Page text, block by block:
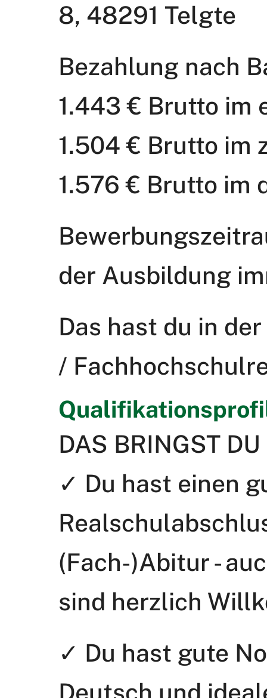
8, 48291 Telgte
Bezahlung nach
1.443 € Brutto im
1.504 € Brutto im
1.576 € Brutto im
der Ausbildung
Das hast du in
/
DAS BRINGST
✓ Du hast einen
(Fach-)Abitur -
sind herzlich
✓ Du hast gute
Deutsch und